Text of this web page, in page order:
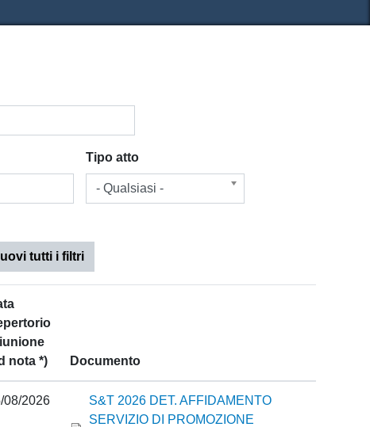
Tipo atto
- Qualsiasi -
tutti i filtri
nota *)
Documento
08/2026
S&T 2026 DET. AFFIDAMENTO
SERVIZIO DI PROMOZIONE